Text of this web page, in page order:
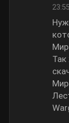
23:55